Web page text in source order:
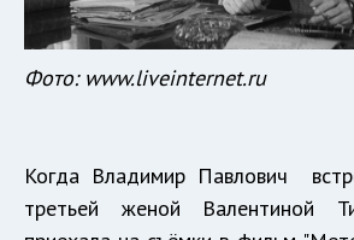
Фото: www.liveinternet.ru
Когда Владимир Павлович
третьей женой Валентиной